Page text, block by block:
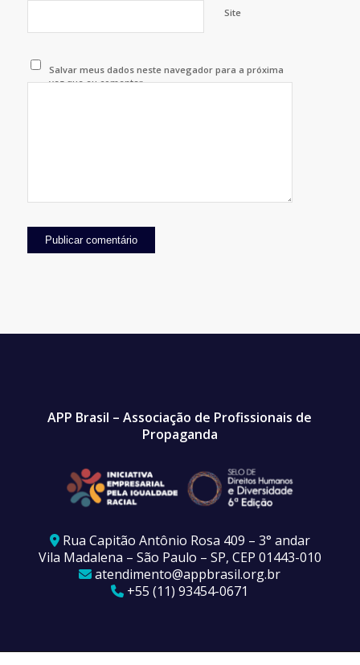
Site
Salvar meus dados neste navegador para a próxima
vez que eu comentar.
APP Brasil – Associação de Profissionais de
Propaganda
Rua Capitão Antônio Rosa 409 – 3° andar
Vila Madalena – São Paulo – SP, CEP 01443-010
atendimento@appbrasil.org.br
+55 (11) 93454-0671